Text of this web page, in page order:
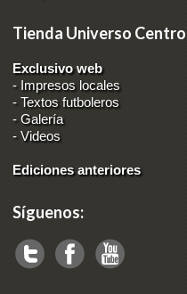
Tienda Universo Centro
Exclusivo web
- Impresos locales
-Textos futboleros
-Galería
-Videos
Ediciones anteriores
Síguenos: